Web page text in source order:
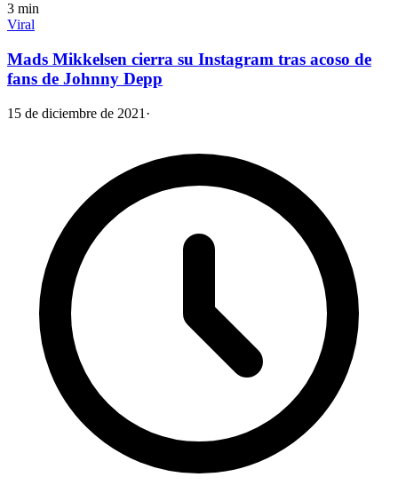
3 min
Viral
Mads Mikkelsen cierra su Instagram tras acoso de
fans de Johnny Depp
15 de diciembre de 2021 ·